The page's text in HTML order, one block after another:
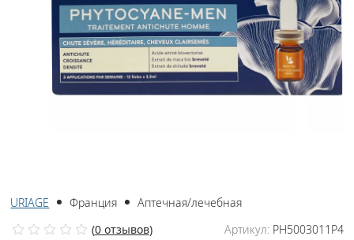
URIAGE Франция
Аптечная/лечебная
Артикул:PH5003011P4
(0 отзывов)